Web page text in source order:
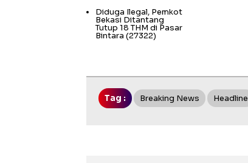
Diduga Ilegal, Pemkot
Bekasi Ditantang
Tutup 18 THM di Pasar
Bintara (27322)
Tag : Breaking News Headline